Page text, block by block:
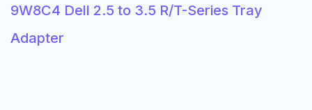
9W8C4 Dell 2.5 to 3.5 R/T-Series Tray
Adapter